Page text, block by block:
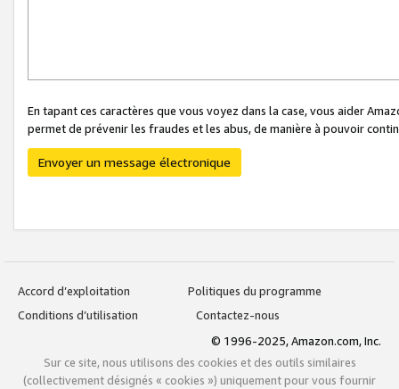
En tapant ces caractères que vous voyez dans la case, vous aider
permet de prévenir les fraudes et les abus, de manière à pouvoir
Envoyer un message électronique
Accord d’exploitation
Politiques du programme
Conditions d’utilisation
Contactez-nous
© 1996-2025, Amazon.com, Inc.
Sur ce site, nous utilisons des cookies et des outils similaires
(collectivement désignés « cookies ») uniquement pour vous fournir